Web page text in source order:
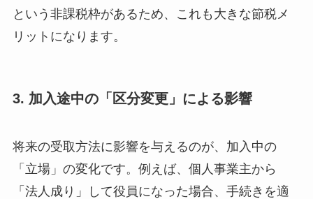
という非課税枠があるため、これも大きな節税メ
リットになります。
3. 加入途中の「区分変更」による影響
将来の受取方法に影響を与えるのが、加入中の
「立場」の変化です。例えば、個人事業主から
「法人成り」して役員になった場合、手続きを適